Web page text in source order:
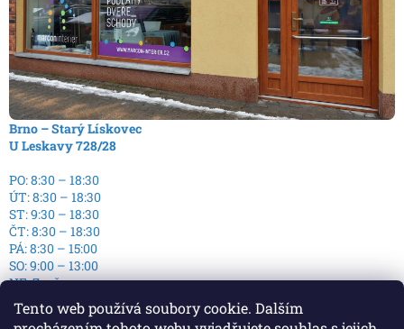
Tento web používá soubory cookie. Dalším
Brno – Starý Lískovec
U Leskavy 728/28
PO: 8:30 – 18:30
ÚT: 8:30 – 18:30
ST: 9:30 – 18:30
ČT: 8:30 – 18:30
PÁ: 8:30 – 15:00
SO: 9:00 – 13:00
NE: Zavřeno